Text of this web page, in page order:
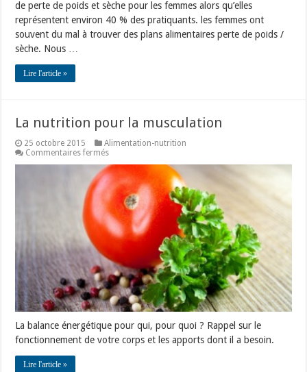
de perte de poids et sèche pour les femmes alors qu’elles
représentent environ 40 % des pratiquants. les femmes ont
souvent du mal à trouver des plans alimentaires perte de poids /
sèche. Nous …
Lire l'article »
La nutrition pour la musculation
25 octobre 2015
Alimentation-nutrition
Commentaires ferméssur
nutrition
pour
la
musculation
La balance énergétique pour qui, pour quoi ? Rappel sur le
fonctionnement de votre corps et les apports dont il a besoin.
Lire l'article »